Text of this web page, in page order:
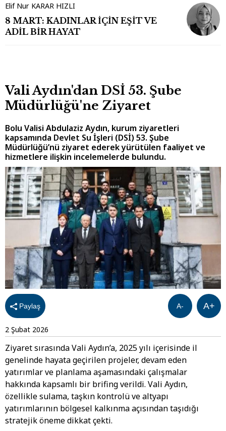
Elif Nur KARAR HIZLI
8 MART: KADINLAR İÇİN EŞİT VE
ADİL BİR HAYAT
Vali Aydın'dan DSİ 53. Şube
Müdürlüğü'ne Ziyaret
Bolu Valisi Abdulaziz Aydın, kurum ziyaretleri
kapsamında Devlet Su İşleri (DSİ) 53. Şube
Müdürlüğü’nü ziyaret ederek yürütülen faaliyet ve
hizmetlere ilişkin incelemelerde bulundu.
Paylaş A+
A-
2 Şubat 2026
Ziyaret sırasında Vali Aydın’a, 2025 yılı içerisinde il
genelinde hayata geçirilen projeler, devam eden
yatırımlar ve planlama aşamasındaki çalışmalar
hakkında kapsamlı bir brifing verildi. Vali Aydın,
özellikle sulama, taşkın kontrolü ve altyapı
yatırımlarının bölgesel kalkınma açısından taşıdığı
stratejik öneme dikkat çekti.